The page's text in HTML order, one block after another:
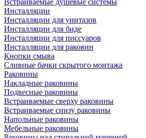
Встраиваемые душевые системы
Инсталляции
Инсталляции для унитазов
Инсталляции для биде
Инсталляции для писсуаров
Инсталляции для раковин
Кнопки смыва
Сливные бачки скрытого монтажа
Раковины
Накладные раковины
Подвесные раковины
Встраиваемые сверху раковины
Встраиваемые снизу раковины
Напольные раковины
Мебельные раковины